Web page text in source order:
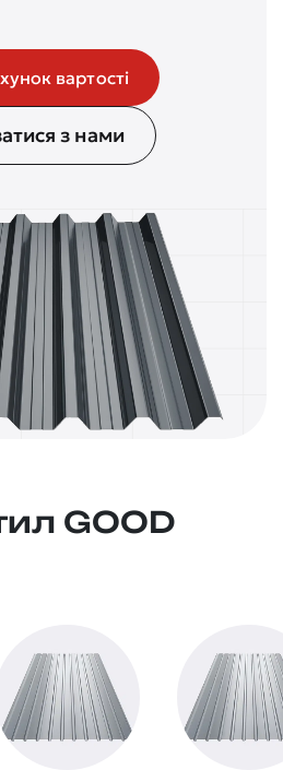
вартості
з нами
GOOD